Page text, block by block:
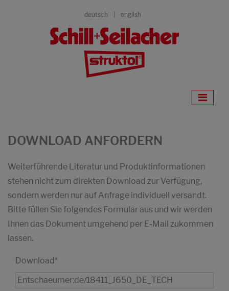
deutsch english
DOWNLOAD ANFORDERN
Weiterführende Literatur und Produktinformationen
stehen nicht zum direkten Download zur Verfügung,
sondern werden nur auf Anfrage individuell versandt.
Bitte füllen Sie folgendes Formular aus und wir werden
Ihnen das Dokument umgehend per E-Mail zukommen
lassen.
Download*